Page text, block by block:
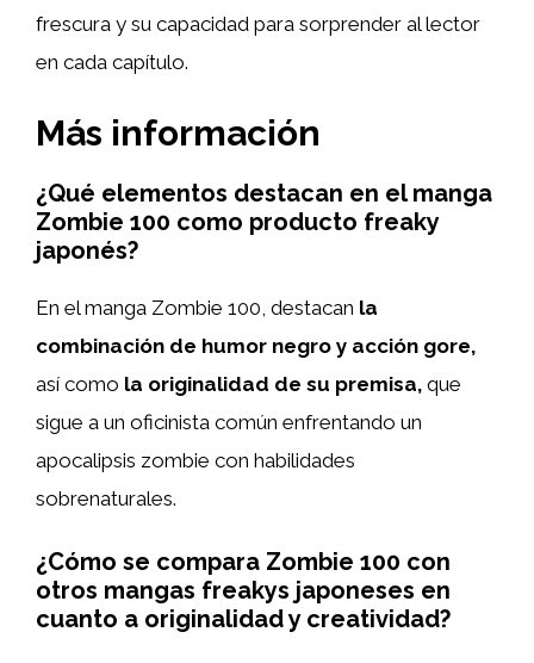
frescura y su capacidad para sorprender al lector
en cada capítulo.
Más información
¿Qué elementos destacan en el manga
Zombie 100 como producto freaky
japonés?
En el manga Zombie 100, destacan la
combinación de humor negro y acción gore,
así como la originalidad de su premisa, que
sigue a un oficinista común enfrentando un
apocalipsis zombie con habilidades
sobrenaturales.
¿Cómo se compara Zombie 100 con
otros mangas freakys japoneses en
cuanto a originalidad y creatividad?